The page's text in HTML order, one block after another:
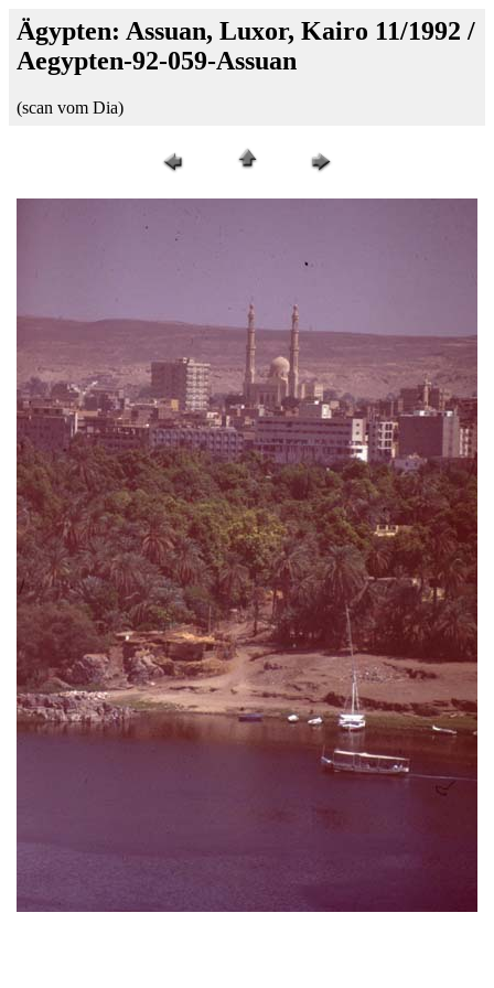
Ägypten: Assuan, Luxor, Kairo 11/1992 /
Aegypten-92-059-Assuan
(scan vom Dia)